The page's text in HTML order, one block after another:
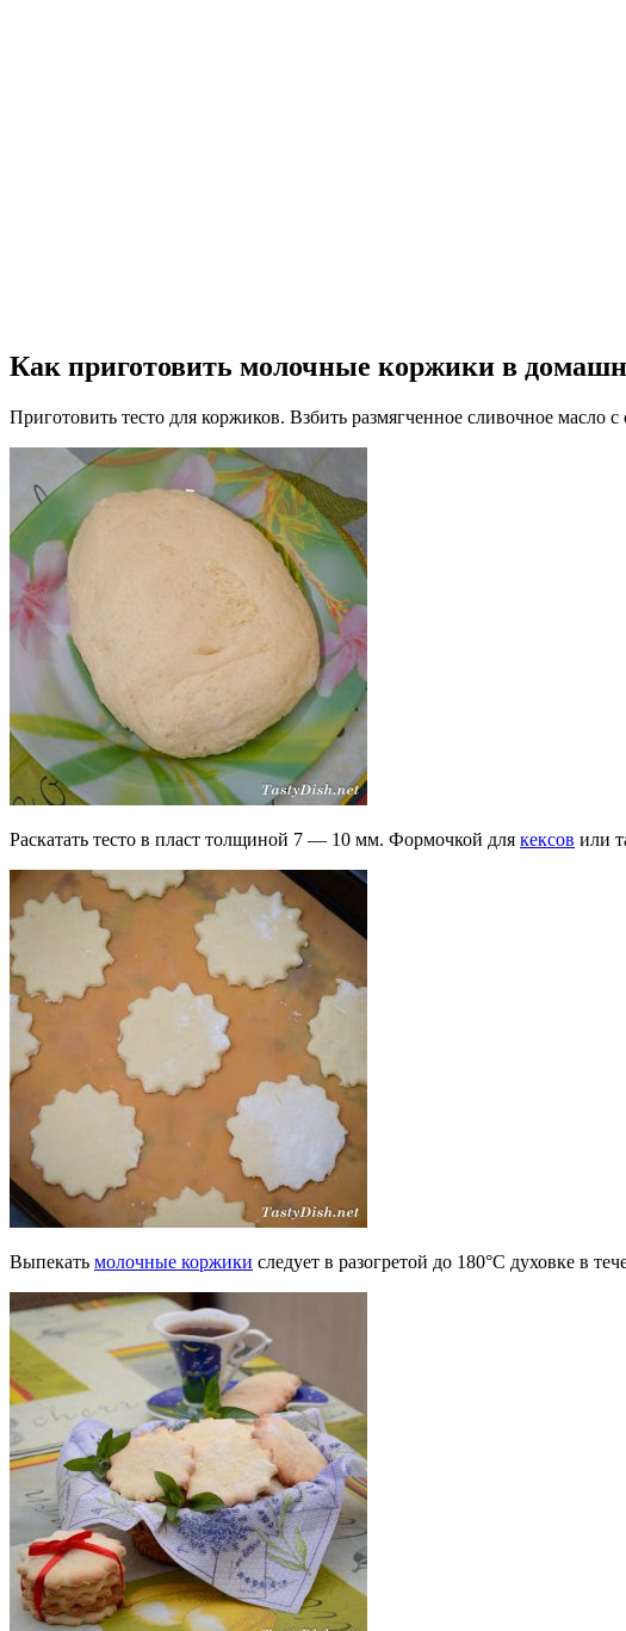
Как приготовить молочные коржики в
Приготовить тесто для коржиков. Взбить размягченное сливочное масло
Раскатать тесто в пласт толщиной 7 — 10 мм. Формочкой для кексов или
Выпекать молочные коржики следует в разогретой до 180°С духовке в